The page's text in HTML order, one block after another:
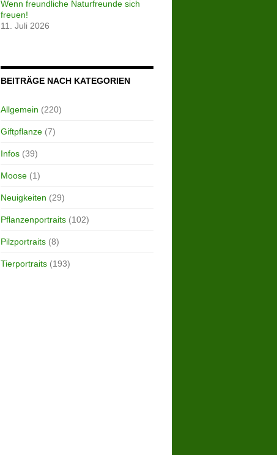
Wenn freundliche Naturfreunde sich
freuen!
11. Juli 2026
BEITRÄGE NACH KATEGORIEN
Allgemein (220)
Giftpflanze(7)
Infos(39)
Moose(1)
Neuigkeiten (29)
Pflanzenportraits(102)
Pilzportraits(8)
Tierportraits(193)